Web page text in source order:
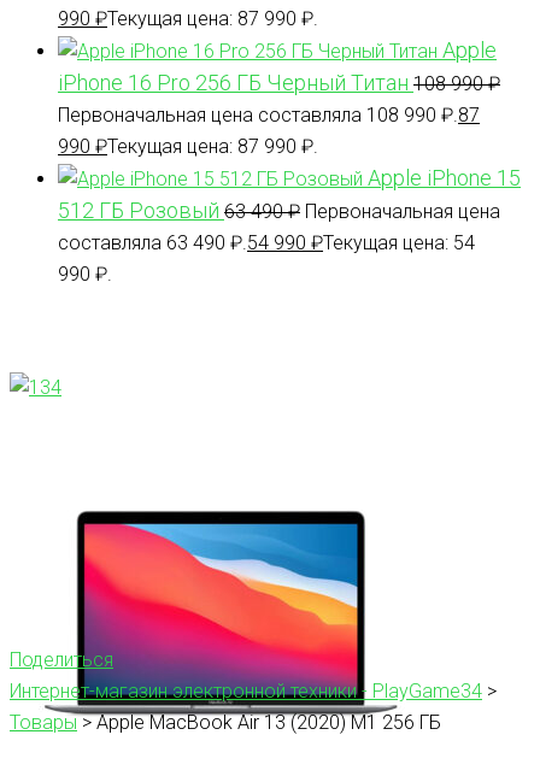
990 ₽Текущая цена: 87 990 ₽.
Apple
iPhone 16 Pro 256 ГБ Черный Титан 108 990₽
Первоначальная цена составляла 108 990 ₽. 87
990 ₽Текущая цена: 87 990 ₽.
Apple iPhone 15
512 ГБ Розовый 63 490₽ Первоначальная цена
составляла 63 490 ₽. 54 990 ₽Текущая цена: 54
990 ₽.
Поделиться
Интернет-магазин электронной техники - PlayGame34 >
Товары>Apple MacBook Air 13 (2020) M1 256 ГБ